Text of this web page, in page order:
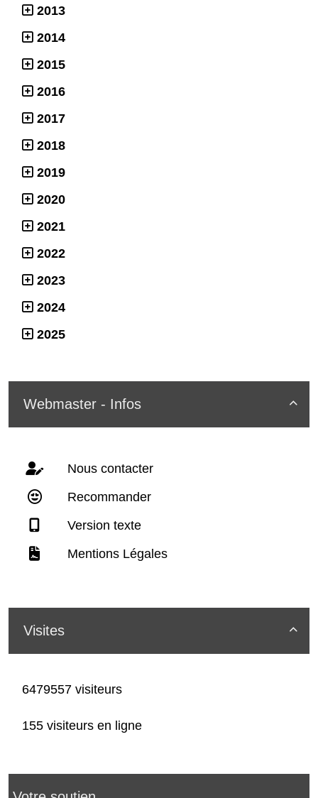
2013
2014
2015
2016
2017
2018
2019
2020
2021
2022
2023
2024
2025

Webmaster - Infos
Nous contacter
Recommander
Version texte
Mentions Légales

Visites
6479557 visiteurs
155 visiteurs en ligne